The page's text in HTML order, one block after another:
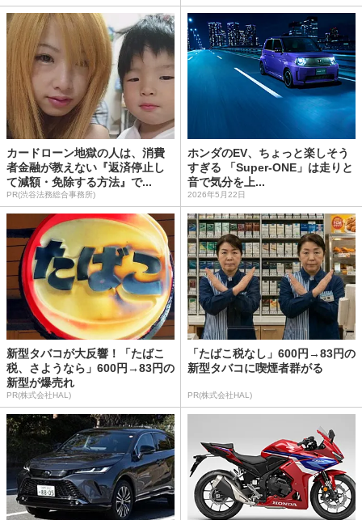
カードローン地獄の人は、消費
者金融が教えない『返済停止し
て減額・免除する方法』で...
PR(渋谷法務総合事務所)
ホンダのEV、ちょっと楽しそう
すぎる 「Super-ONE」は走りと
音で気分を上...
2026年5月22日
新型タバコが大反響！「たばこ
税、さようなら」600円→83円の
新型が爆売れ
PR(株式会社HAL)
「たばこ税なし」600円→83円の
新型タバコに喫煙者群がる
PR(株式会社HAL)